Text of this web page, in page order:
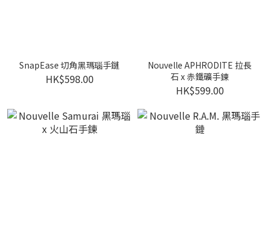
SnapEase 切角黑瑪瑙手鏈
HK$598.00
Nouvelle APHRODITE 拉長
石 x 赤鐵礦手鍊
HK$599.00